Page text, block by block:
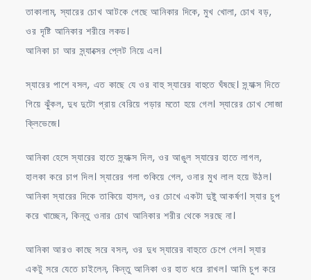
তাকালাম, স্যারের চোখ আটকে গেছে আনিকার দিকে, মুখ খোলা, চোখ বড়,
ওর দৃষ্টি আনিকার শরীরে লকড।
আনিকা চা আর স্ন্যাক্সের প্লেট নিয়ে এল।
স্যারের পাশে বসল, এত কাছে যে ওর বাহু স্যারের বাহুতে ঘঁষছে। স্ন্যাক্স দিতে
গিয়ে ঝুঁকল, দুধ দুটো প্রায় বেরিয়ে পড়ার মতো হয়ে গেল। স্যারের চোখ সোজা
ক্লিভেজে।
আনিকা হেসে স্যারের হাতে স্ন্যাক্স দিল, ওর আঙুল স্যারের হাতে লাগল,
হালকা করে চাপ দিল। স্যারের গলা শুকিয়ে গেল, ওনার মুখ লাল হয়ে উঠল।
আনিকা স্যারের দিকে তাকিয়ে হাসল, ওর চোখে একটা দুষ্টু আকর্ষণ। স্যার চুপ
করে খাচ্ছেন, কিন্তু ওনার চোখ আনিকার শরীর থেকে সরছে না।
আনিকা আরও কাছে সরে বসল, ওর দুধ স্যারের বাহুতে চেপে গেল। স্যার
একটু সরে যেতে চাইলেন, কিন্তু আনিকা ওর হাত ধরে রাখল। আমি চুপ করে